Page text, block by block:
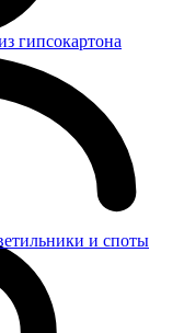
гипсокартона
и споты